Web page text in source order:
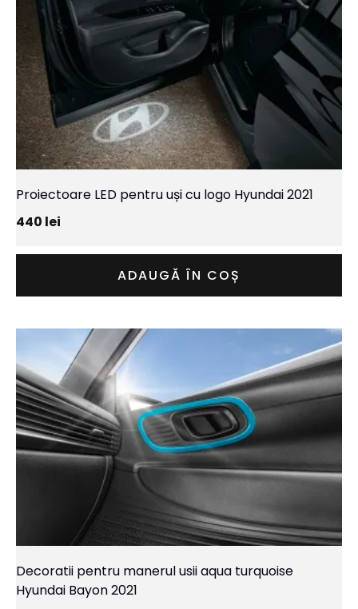
Proiectoare LED pentru uși cu logo Hyundai 2021
440 lei
ADAUGĂ ÎN COȘ
Decoratii pentru manerul usii aqua turquoise
Hyundai Bayon 2021